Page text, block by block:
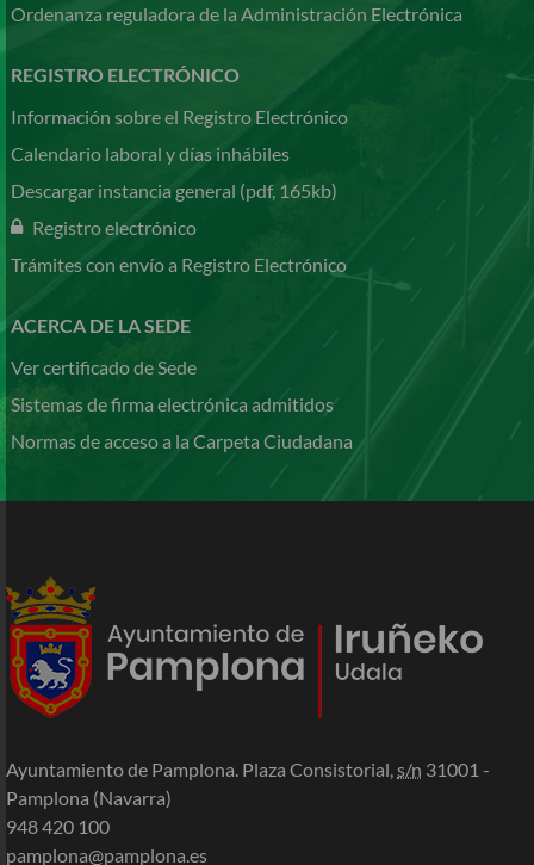
Ordenanza reguladora de la Administración Electrónica
REGISTRO ELECTRÓNICO
Información sobre el Registro Electrónico
Calendario laboral y días inhábiles
Descargar instancia general (pdf, 165kb)
Registro electrónico
Trámites con envío a Registro Electrónico
ACERCA DE LA SEDE
Ver certificado de Sede
Sistemas de firma electrónica admitidos
Normas de acceso a la Carpeta Ciudadana
Ayuntamiento de Pamplona. Plaza Consistorial, s/n 31001 -
Pamplona (Navarra)
948 420 100
pamplona@pamplona.es